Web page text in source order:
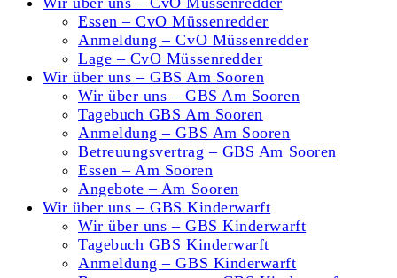
Essen – CvO Müssenredder
Anmeldung – CvO Müssenredder
Lage – CvO Müssenredder
Wir über uns – GBS Am Sooren
Wir über uns – GBS Am Sooren
Tagebuch GBS Am Sooren
Anmeldung – GBS Am Sooren
Betreuungsvertrag – GBS Am Sooren
Essen – Am Sooren
Angebote – Am Sooren
Wir über uns – GBS Kinderwarft
Wir über uns – GBS Kinderwarft
Tagebuch GBS Kinderwarft
Anmeldung – GBS Kinderwarft